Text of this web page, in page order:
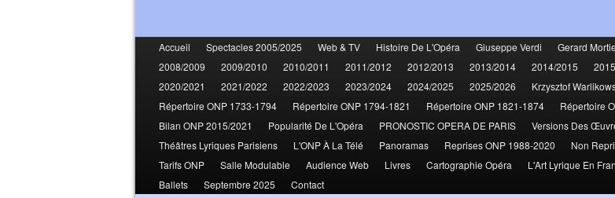
Accueil Spectacles 2005/2025 Web & TV Histoire De L'Opéra Giuseppe Verdi Gerard
2008/2009
2009/2010 2010/2011 2011/2012 2012/2013 2013/2014 2014/2015
2020/2021
2021/2022 2022/2023 2023/2024 2024/2025 2025/2026 Krzysztof
Répertoire ONP 1733-1794
Répertoire ONP 1794-1821 Répertoire ONP 1821-1874 Répertoire
Bilan ONP 2015/2021
Popularité De L'Opéra PRONOSTIC OPERA DE PARIS Versions Des
Théâtres Lyriques Parisiens
L'ONP À La Télé Panoramas Reprises ONP 1988-2020 Non
Tarifs ONP
Salle Modulable Audience Web Livres Cartographie Opéra L'Art Lyrique En
Ballets
Septembre 2025 Contact